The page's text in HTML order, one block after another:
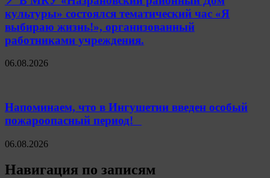
культуры» состоялся тематический час «Я
выбираю жизнь!», организованный
работниками учреждения.
06.08.2026
Напоминаем, что в Ингушетии введен особый
пожароопасный период!⁣⁣⠀
06.08.2026
Навигация по записям